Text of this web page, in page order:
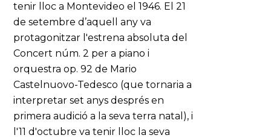
tenir lloc a Montevideo el 1946. El 21
de setembre d’aquell any va
protagonitzar l'estrena absoluta del
Concert núm. 2 per a piano i
orquestra op. 92 de Mario
Castelnuovo-Tedesco (que tornaria a
interpretar set anys després en
primera audició a la seva terra natal), i
l'11 d'octubre va tenir lloc la seva